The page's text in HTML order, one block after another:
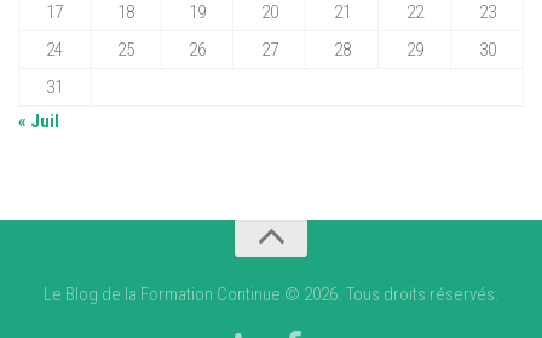
17
18 19 20 21 22
23
24
25 26 27 28 29
30
31
« Juil
Le Blog de la Formation Continue © 2026. Tous droits réservés.